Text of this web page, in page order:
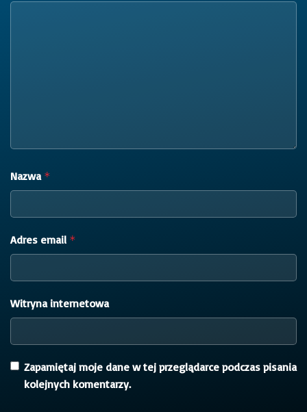
Nazwa *
Adres email *
Witryna internetowa
Zapamiętaj moje dane w tej przeglądarce podczas pisania
kolejnych komentarzy.